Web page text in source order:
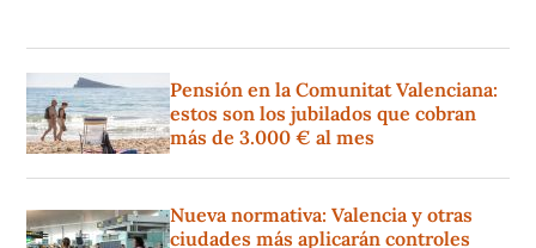
Pensión en la Comunitat Valenciana:
estos son los jubilados que cobran
más de 3.000 € al mes
Nueva normativa: Valencia y otras
ciudades más aplicarán controles